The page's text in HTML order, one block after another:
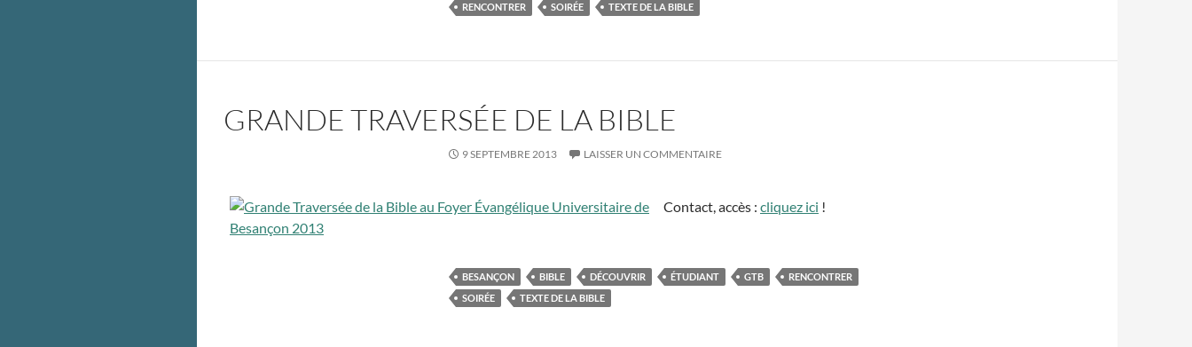
RENCONTRER
SOIRÉE TEXTE DE LA BIBLE
GRANDE TRAVERSÉE DE LA BIBLE
9 SEPTEMBRE 2013 LAISSER UN COMMENTAIRE
Contact, accès : cliquez ici !
BESANÇON BIBLE DÉCOUVRIR ÉTUDIANT GTB
RENCONTRER
SOIRÉE
TEXTE DE LA BIBLE